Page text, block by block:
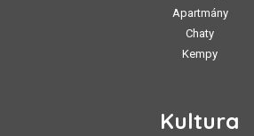
Apartmány
Chaty
Kempy
Kultura